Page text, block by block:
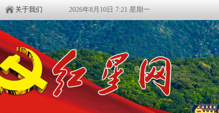
关于我们 2026年8月10日 7:21 星期一